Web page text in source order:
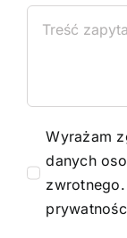
Wyrażam
danych
zwrotnego.